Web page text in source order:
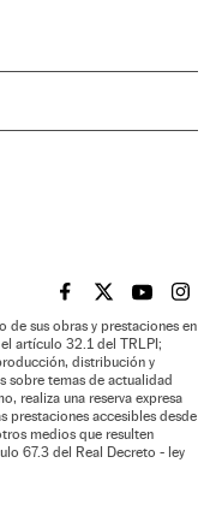
EL PAÍS BRASIL EN
EL PAÍSEL PAÍS
EL
de sus obras y prestaciones en
artículo 32.1 del TRLPI;
distribución y
sobre temas de actualidad
realiza una reserva expresa
prestaciones accesibles desde
medios que resulten
67.3 del Real Decreto - ley